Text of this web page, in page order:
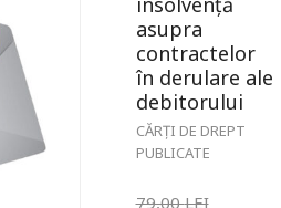
asupra
contractelor
în derulare ale
debitorului
CĂRȚI DE DREPT
PUBLICATE
79,00LEI